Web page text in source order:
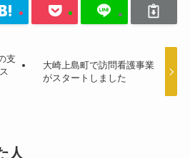
支
大崎上島町で訪問看護事業
がスタートしました
人